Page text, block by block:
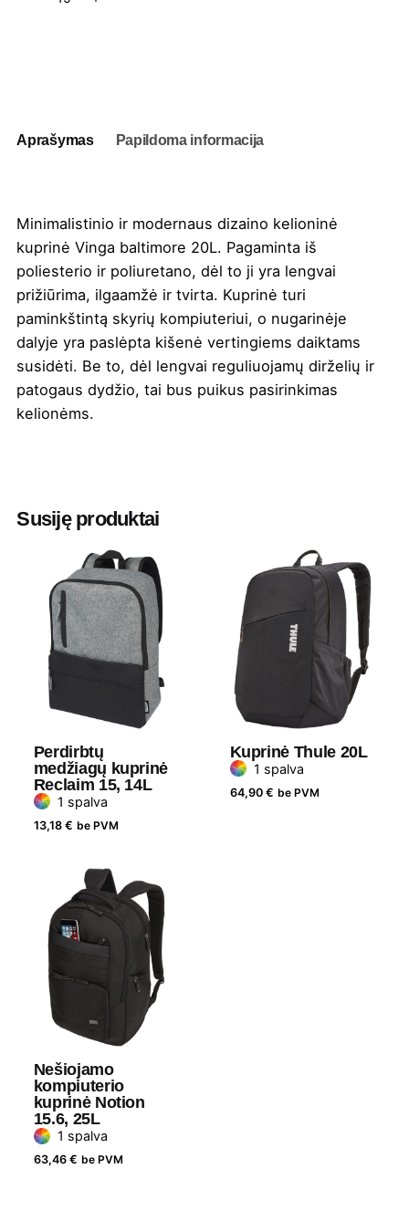
Aprašymas Papildoma informacija
Minimalistinio ir modernaus dizaino kelioninė
kuprinė Vinga baltimore 20L. Pagaminta iš
poliesterio ir poliuretano, dėl to ji yra lengvai
prižiūrima, ilgaamžė ir tvirta. Kuprinė turi
paminkštintą skyrių kompiuteriui, o nugarinėje
dalyje yra paslėpta kišenė vertingiems daiktams
susidėti. Be to, dėl lengvai reguliuojamų dirželių ir
patogaus dydžio, tai bus puikus pasirinkimas
kelionėms.
Aukštis 43 cm
28 cm
Plotis 14.5 cm
Medžiaga Poliesteris ir poliuretanas
Gramatūra /
20L
Susiję produktai
Perdirbtų
medžiagų kuprinė
Reclaim 15, 14L
1 spalva
13,18 € be PVM
Kuprinė Thule 20L
1 spalva
64,90 € be PVM
Nešiojamo
kompiuterio
kuprinė Notion
15.6, 25L
1 spalva
63,46 € be PVM